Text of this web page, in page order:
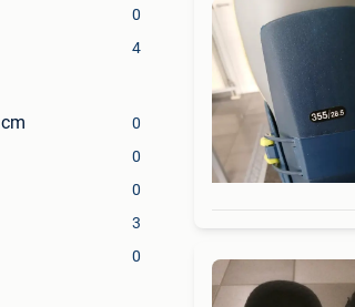
0
4
0
0
0
3
0